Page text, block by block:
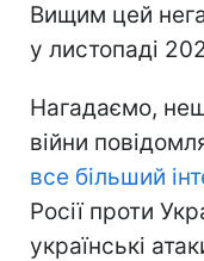
Вищим цей
у листопаді
Нагадаємо,
війни
все більший
Росії проти
українські